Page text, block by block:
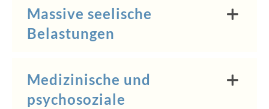
Massive seelische
Belastungen
Medizinische und
psychosoziale